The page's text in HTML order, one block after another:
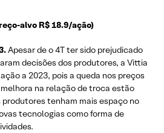
alvo R$ 18.9/ação)
Apesar de o 4T ter sido prejudicado
decisões dos produtores, a Vittia
a 2023, pois a queda nos preços
na relação de troca estão
tenham mais espaço no
tecnologias como forma de